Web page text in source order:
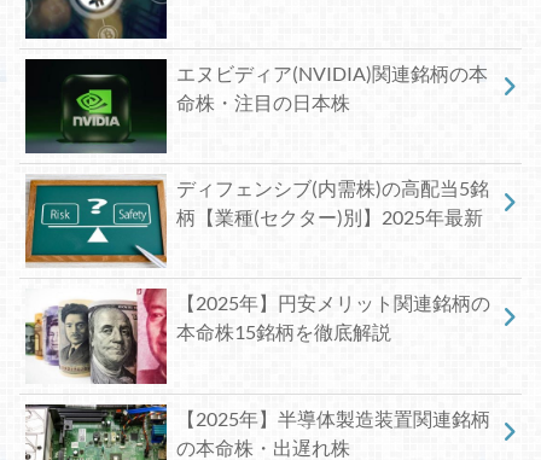
エヌビディア(NVIDIA)関連銘柄の本
命株・注目の日本株
ディフェンシブ(内需株)の高配当5銘
柄【業種(セクター)別】2025年最新
【2025年】円安メリット関連銘柄の
本命株15銘柄を徹底解説
【2025年】半導体製造装置関連銘柄
の本命株・出遅れ株